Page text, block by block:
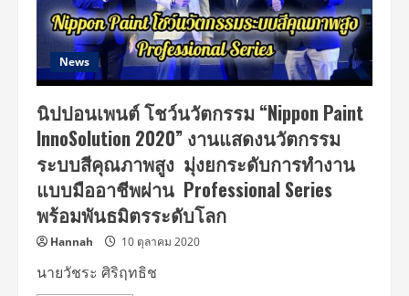
News
นิปปอนเพนต์ โชว์นวัตกรรม “Nippon Paint
InnoSolution 2020” งานแสดงนวัตกรรม
ระบบสีคุณภาพสูง มุ่งยกระดับการทำงาน
แบบมืออาชีพผ่าน Professional Series
พร้อมพันธมิตรระดับโลก
Hannah 10 ตุลาคม 2020
นายวัชระ ศิริฤทธิช